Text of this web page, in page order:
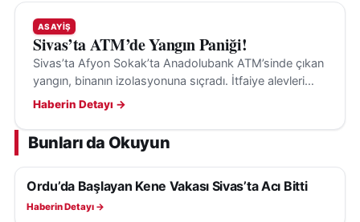
ASAYIŞ
Sivas’ta ATM’de Yangın Paniği!
Sivas’ta Afyon Sokak’ta Anadolubank ATM’sinde çıkan
yangın, binanın izolasyonuna sıçradı. İtfaiye alevleri
büyümeden söndürürken çıkış nedeni araştırılıyor.
Haberin Detayı →
Bunları da Okuyun
ASAYIŞ
Ordu’da Başlayan Kene Vakası Sivas’ta Acı Bitti
Haberin Detayı →